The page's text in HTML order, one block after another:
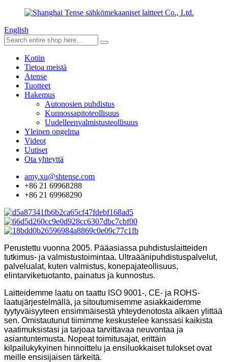
English
Kotiin
Tietoa meistä
Atense
Tuotteet
Hakemus
Autonosien puhdistus
Kunnossapitoteollisuus
Uudelleenvalmistusteollisuus
Yleinen ongelma
Videot
Uutiset
Ota yhteyttä
amy.xu@shtense.com
+86 21 69968288
+86 21 69968290
Perustettu vuonna 2005. Pääasiassa puhdistuslaitteiden
tutkimus- ja valmistustoimintaa. Ultraäänipuhdistuspalvelut,
palvelualat, kuten valmistus, konepajateollisuus,
elintarviketuotanto, painatus ja kunnostus.
Laitteidemme laatu on taattu ISO 9001-, CE- ja ROHS-
laatujärjestelmällä, ja sitoutumisemme asiakkaidemme
tyytyväisyyteen ensimmäisestä yhteydenotosta alkaen ylittää
sen. Omistautunut tiimimme keskustelee kanssasi kaikista
vaatimuksistasi ja tarjoaa tarvittavaa neuvontaa ja
asiantuntemusta. Nopeat toimitusajat, erittäin
kilpailukykyinen hinnoittelu ja ensiluokkaiset tulokset ovat
meille ensisijaisen tärkeitä.